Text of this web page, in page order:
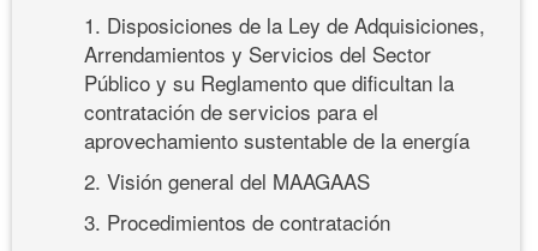
1. Disposiciones de la Ley de Adquisiciones,
Arrendamientos y Servicios del Sector
Público y su Reglamento que dificultan la
contratación de servicios para el
aprovechamiento sustentable de la energía
2. Visión general del MAAGAAS
3. Procedimientos de contratación